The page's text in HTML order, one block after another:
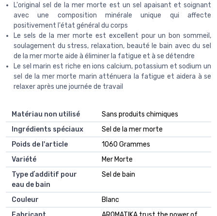
L'original sel de la mer morte est un sel apaisant et soignant
avec une composition minérale unique qui affecte
positivement l'état général du corps
Le sels de la mer morte est excellent pour un bon sommeil,
soulagement du stress, relaxation, beauté le bain avec du sel
de la mer morte aide à éliminer la fatigue et à se détendre
Le sel marin est riche en ions calcium, potassium et sodium un
sel de la mer morte marin atténuera la fatigue et aidera à se
relaxer après une journée de travail
Matériau non utilisé
‎Sans produits chimiques
Ingrédients spéciaux
‎Sel de la mer morte
Poids de l'article
‎1060 Grammes
Variété
‎Mer Morte
Type dʼadditif pour
eau de bain
‎Sel de bain
Couleur
‎Blanc